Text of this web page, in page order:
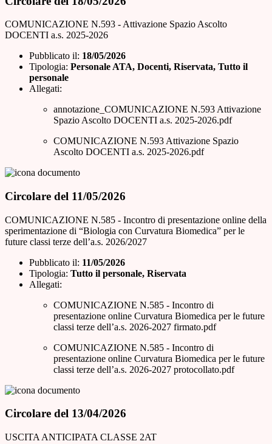
COMUNICAZIONE N.593 - Attivazione Spazio Ascolto
DOCENTI a.s. 2025-2026
Pubblicato il: 18/05/2026
Tipologia: Personale ATA, Docenti, Riservata, Tutto il
personale
Allegati:
annotazione_COMUNICAZIONE N.593 Attivazione
Spazio Ascolto DOCENTI a.s. 2025-2026.pdf
COMUNICAZIONE N.593 Attivazione Spazio
Ascolto DOCENTI a.s. 2025-2026.pdf
Circolare del 11/05/2026
COMUNICAZIONE N.585 - Incontro di presentazione online della
sperimentazione di “Biologia con Curvatura Biomedica” per le
future classi terze dell’a.s. 2026/2027
Pubblicato il: 11/05/2026
Tipologia: Tutto il personale, Riservata
Allegati:
COMUNICAZIONE N.585 - Incontro di
presentazione online Curvatura Biomedica per le future
classi terze dell’a.s. 2026-2027 firmato.pdf
COMUNICAZIONE N.585 - Incontro di
presentazione online Curvatura Biomedica per le future
classi terze dell’a.s. 2026-2027 protocollato.pdf
Circolare del 13/04/2026
USCITA ANTICIPATA CLASSE 2AT